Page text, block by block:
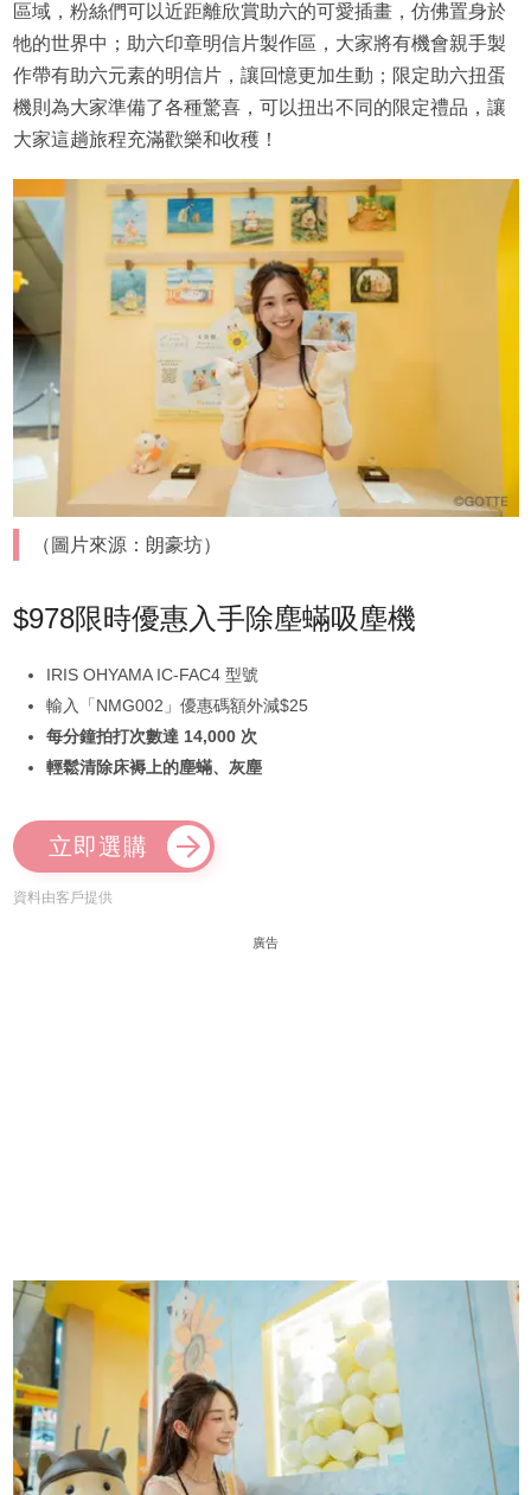
區域，粉絲們可以近距離欣賞助六的可愛插畫，仿佛置身於
牠的世界中；助六印章明信片製作區，大家將有機會親手製
作帶有助六元素的明信片，讓回憶更加生動；限定助六扭蛋
機則為大家準備了各種驚喜，可以扭出不同的限定禮品，讓
大家這趟旅程充滿歡樂和收穫！
（圖片來源：朗豪坊）
$978限時優惠入手除塵蟎吸塵機
IRIS OHYAMA IC-FAC4 型號
輸入「NMG002」優惠碼額外減$25
每分鐘拍打次數達 14,000 次
輕鬆清除床褥上的塵蟎、灰塵
立即選購
資料由客戶提供
廣告